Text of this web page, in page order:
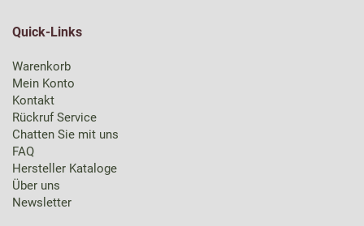
Quick-Links
Warenkorb
Mein Konto
Kontakt
Rückruf Service
Chatten Sie mit uns
FAQ
Hersteller Kataloge
Über uns
Newsletter